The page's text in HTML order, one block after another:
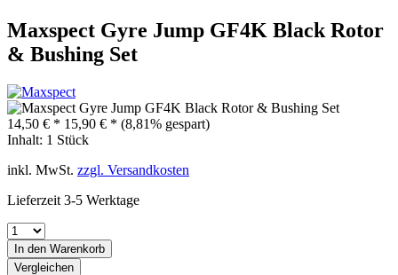
Maxspect Gyre Jump GF4K Black Rotor
& Bushing Set
14,50 € * 15,90 € * (8,81% gespart)
Inhalt: 1 Stück
inkl. MwSt. zzgl. Versandkosten
Lieferzeit 3-5 Werktage
In den Warenkorb
Vergleichen